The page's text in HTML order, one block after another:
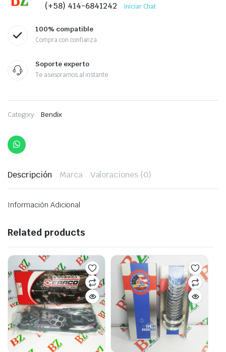
(+58) 414-6841242 Iniciar Chat
100% compatible
Compra con confianza
Soporte experto
Te asesoramos al instante
Category: Bendix
Descripción Marca Valoraciones (0)
Información Adicional
Related products